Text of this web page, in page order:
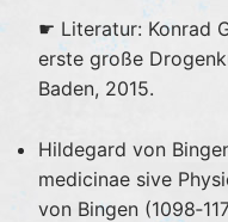
☛ Literatur: Konrad
erste große
Baden, 2015.
Hildegard von
medicinae sive
von Bingen